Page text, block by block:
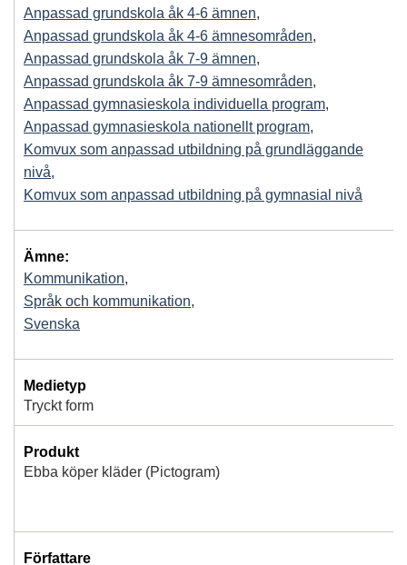
Anpassad grundskola åk 4-6 ämnen,
Anpassad grundskola åk 4-6 ämnesområden,
Anpassad grundskola åk 7-9 ämnen,
Anpassad grundskola åk 7-9 ämnesområden,
Anpassad gymnasieskola individuella program,
Anpassad gymnasieskola nationellt program,
Komvux som anpassad utbildning på grundläggande
nivå,
Komvux som anpassad utbildning på gymnasial nivå
Ämne:
Kommunikation,
Språk och kommunikation,
Svenska
Medietyp
Tryckt form
Produkt
Ebba köper kläder (Pictogram)
Författare